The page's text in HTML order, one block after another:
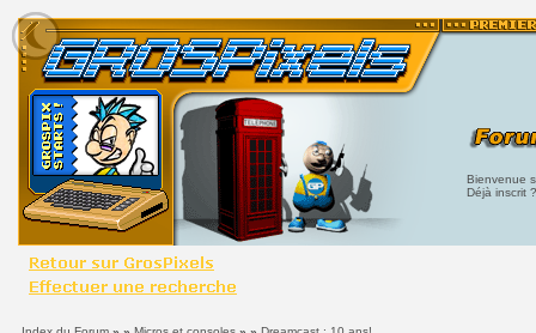
Bienvenue
Déjà inscrit